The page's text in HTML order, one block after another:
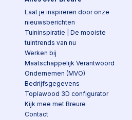
Laat je inspireren door onze
nieuwsberichten
Tuininspiratie | De mooiste
tuintrends van nu
Werken bij
Maatschappelijk Verantwoord
Ondernemen (MVO)
Bedrijfsgegevens
Toplawood 3D configurator
Kijk mee met Breure
Contact